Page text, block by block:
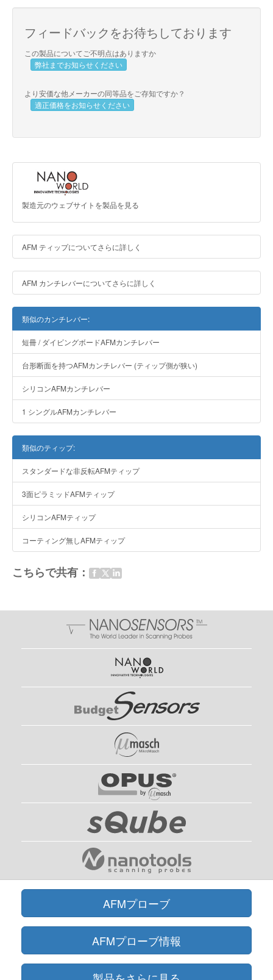
フィードバックをお待ちしております
この製品についてご不明点はありますか
弊社までお知らせください
より安価な他メーカーの同等品をご存知ですか？
適正価格をお知らせください
製造元のウェブサイトを製品を見る
AFM ティップについてさらに詳しく
AFM カンチレバーについてさらに詳しく
類似のカンチレバー:
短冊 / ダイビングボードAFMカンチレバー
台形断面を持つAFMカンチレバー (ティップ側が狭い)
シリコンAFMカンチレバー
1 シングルAFMカンチレバー
類似のティップ:
スタンダードな非反転AFMティップ
3面ピラミッドAFMティップ
シリコンAFMティップ
コーティング無しAFMティップ
こちらで共有：
AFMプローブ
AFMプローブ情報